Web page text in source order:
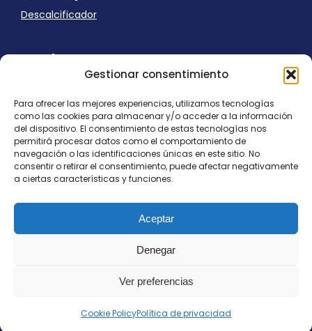
Gestionar consentimiento
Para ofrecer las mejores experiencias, utilizamos tecnologías
como las cookies para almacenar y/o acceder a la información
del dispositivo. El consentimiento de estas tecnologías nos
permitirá procesar datos como el comportamiento de
navegación o las identificaciones únicas en este sitio. No
consentir o retirar el consentimiento, puede afectar negativamente
a ciertas características y funciones.
Aceptar
Denegar
Ver preferencias
Cookie PolicyPolítica de privacidad
Descalcificador
Ayuda
Panel Cookies
Política de privacidad
contacto@nostresol.com
Canal de Denuncias
Trabaja con nosotros
contacto@nostresol.com